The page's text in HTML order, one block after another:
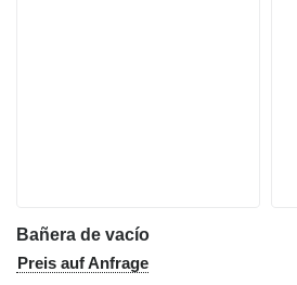
Bañera de vacío
Preis auf Anfrage